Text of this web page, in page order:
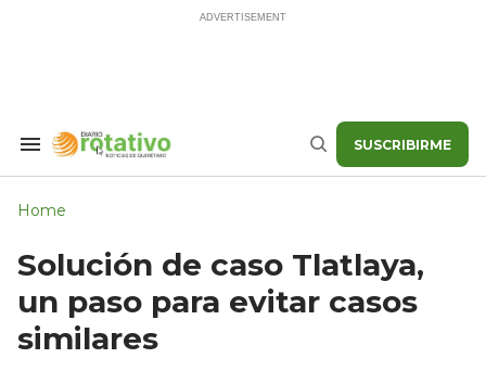
Search
Buscar SUSCRIBIRME
Home
Solución de caso Tlatlaya,
un paso para evitar casos
similares